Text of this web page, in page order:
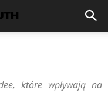
które wpływają na